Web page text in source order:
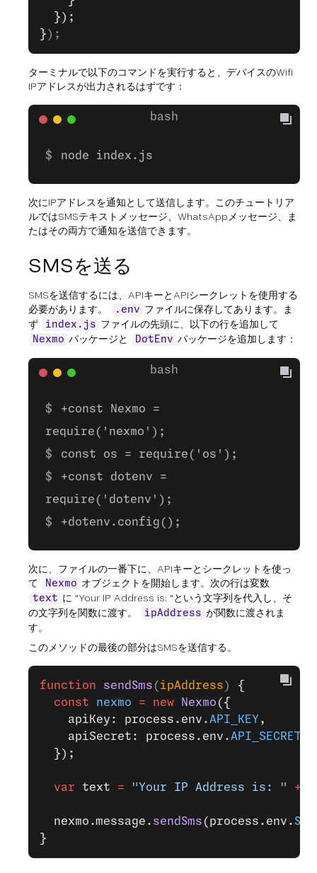
  });
} );
ターミナルで以下のコマンドを実行すると、デバイスのWifi
IPアドレスが出力されるはずです：
node index.js
次にIPアドレスを通知として送信します。このチュートリア
ルではSMSテキストメッセージ、WhatsAppメッセージ、ま
たはその両方で通知を送信できます。
SMSを送る
SMSを送信するには、APIキーとAPIシークレットを使用する
必要があります。
.env ファイルに保存してあります。ま
ず
index.js ファイルの先頭に、以下の行を追加して
Nexmo パッケージと DotEnv パッケージを追加します：
+const Nexmo =
require('nexmo');
const os = require('os');
+const dotenv =
require('dotenv');
+dotenv.config();
次に、ファイルの一番下に、APIキーとシークレットを使っ
て
Nexmo オブジェクトを開始します。次の行は変数
text に "Your IP Address is: "という文字列を代入し、そ
の文字列を関数に渡す。
ipAddress が関数に渡されま
す。
このメソッドの最後の部分はSMSを送信する。
function sendSms ( ipAddress ) {
  const
nexmo = new Nexmo ({
    apiKey: process.env.
API_KEY ,
    apiSecret: process.env.
API_SECRET
  });
  var
text = "Your IP Address is: " +
  nexmo.message.
sendSms (process.env.
}